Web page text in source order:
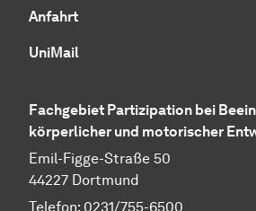
Anfahrt
UniMail
Fachgebiet Partizipation bei
körperlicher und motorischer
Emil-Figge-Straße 50
44227 Dortmund
Telefon: 0231/755-6500